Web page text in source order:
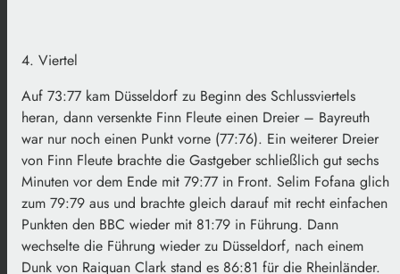
4. Viertel
Auf 73:77 kam Düsseldorf zu Beginn des Schlussviertels
heran, dann versenkte Finn Fleute einen Dreier – Bayreuth
war nur noch einen Punkt vorne (77:76). Ein weiterer Dreier
von Finn Fleute brachte die Gastgeber schließlich gut sechs
Minuten vor dem Ende mit 79:77 in Front. Selim Fofana glich
zum 79:79 aus und brachte gleich darauf mit recht einfachen
Punkten den BBC wieder mit 81:79 in Führung. Dann
wechselte die Führung wieder zu Düsseldorf, nach einem
Dunk von Raiquan Clark stand es 86:81 für die Rheinländer.